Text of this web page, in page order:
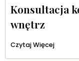
Konsultacja
wnętrz
Czytaj Więcej